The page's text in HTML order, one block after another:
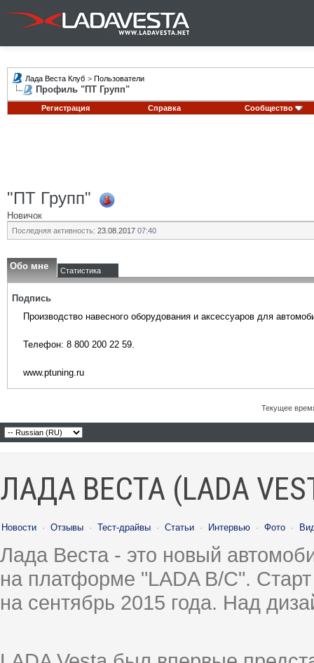
Лада Веста Клуб > Пользователи
Профиль "ПТ Групп"
Регистрация Справка Сообщество
"ПТ Групп"
Новичок
Последняя активность: 23.08.2017 07:40
Обо мне Статистика
Подпись
Производство навесного оборудования и аксессуаров для
Телефон: 8 800 200 22 59.
www.ptuning.ru
Текущее
ЛАДА ВЕСТА (LADA
Новости · Отзывы · Тест-драйвы · Статьи · Интервью · Фото ·
Лада Веста - это новый
на платформе "LADA B/C".
на сентябрь 2015 года. Над